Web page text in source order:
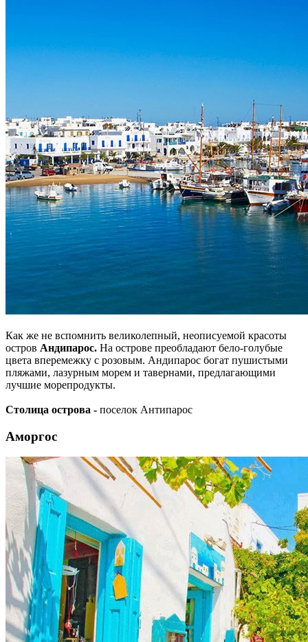
Как же не вспомнить великолепный, неописуемой красоты
остров Андипарос. На острове преобладают бело-голубые
цвета вперемежку с розовым. Андипарос богат пушистыми
пляжами, лазурным морем и тавернами, предлагающими
лучшие морепродукты.
Столица острова - поселок Антипарос
Аморгос